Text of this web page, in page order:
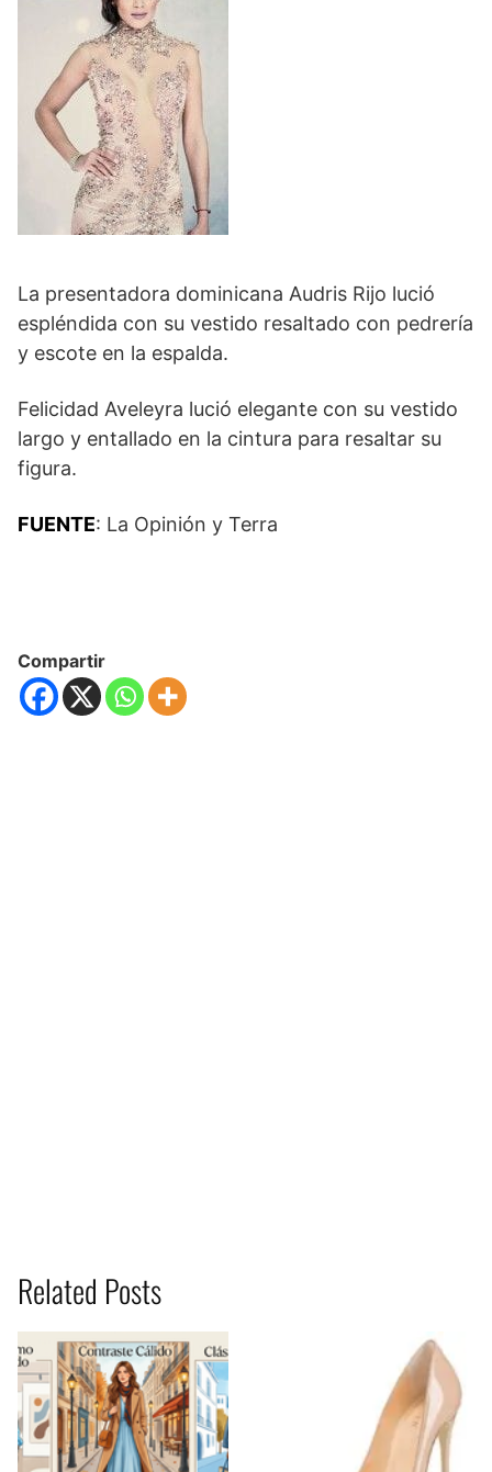
La presentadora dominicana Audris Rijo lució
espléndida con su vestido resaltado con pedrería
y escote en la espalda.
Felicidad Aveleyra lució elegante con su vestido
largo y entallado en la cintura para resaltar su
figura.
FUENTE: La Opinión y Terra
Compartir
Related Posts